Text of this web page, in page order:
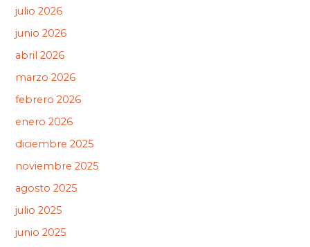
julio 2026
junio 2026
abril 2026
marzo 2026
febrero 2026
enero 2026
diciembre 2025
noviembre 2025
agosto 2025
julio 2025
junio 2025